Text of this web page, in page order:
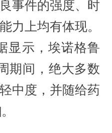
事件的强度、时
力上均有体现。
显示，埃诺格鲁
期间，绝大多数
中度，并随给药